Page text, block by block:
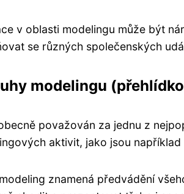
v oblasti modelingu může být
se různých společenských
modelingu
považován za jednu z
aktivit, jako jsou
znamená předvádění